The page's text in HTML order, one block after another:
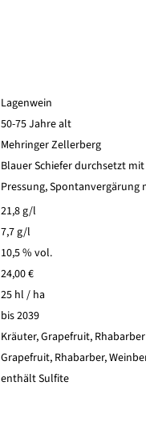
Lagenwein
50-75 Jahre alt
Mehringer Zellerberg
Blauer Schiefer durchsetzt
Pressung, Spontanvergärung
21,8 g/l
7,7 g/l
10,5 % vol.
24,00 €
25 hl / ha
bis 2039
Kräuter, Grapefruit, Rhabarber
Grapefruit, Rhabarber,
enthält Sulfite